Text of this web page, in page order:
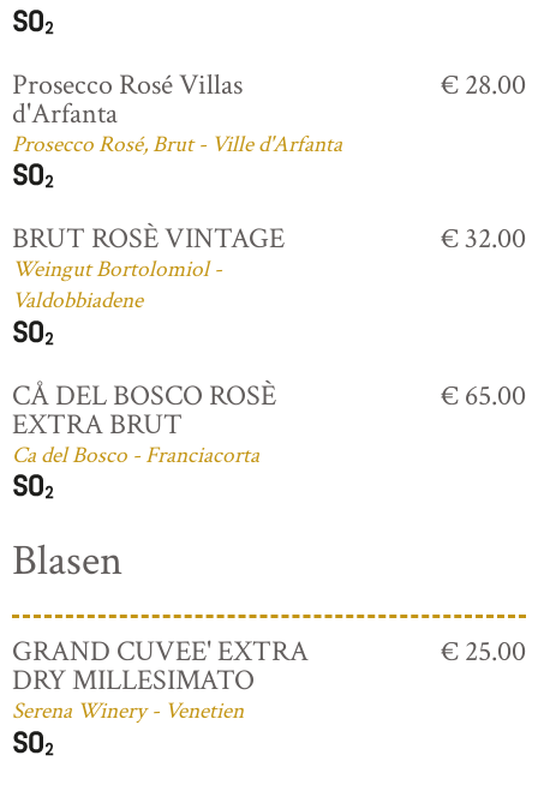
Prosecco Rosé Villas
d'Arfanta
Prosecco Rosé, Brut - Ville d'Arfanta
€ 28.00
BRUT ROSÈ VINTAGE
Weingut Bortolomiol -
Valdobbiadene
€ 32.00
CÅ DEL BOSCO ROSÈ
EXTRA BRUT
Ca del Bosco - Franciacorta
€ 65.00
Blasen
GRAND CUVEE' EXTRA
DRY MILLESIMATO
Serena Winery - Venetien
€ 25.00